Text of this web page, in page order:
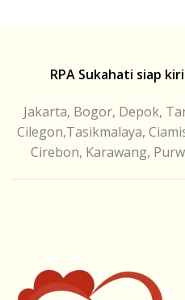
RPA Sukahati siap
Jakarta, Bogor, Depok,
Cilegon,Tasikmalaya,
Cirebon, Karawang,